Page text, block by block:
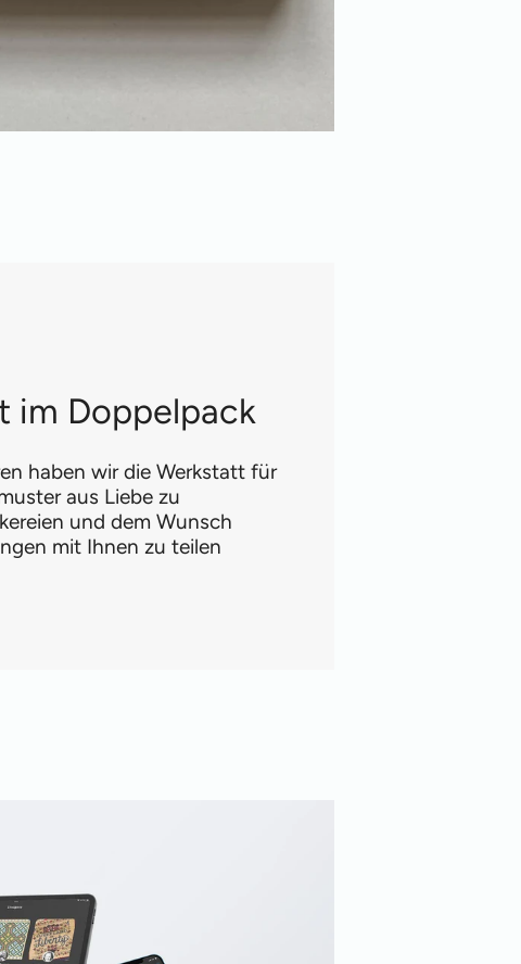
im Doppelpack
haben wir die Werkstatt für
aus Liebe zu
und dem Wunsch
mit Ihnen zu teilen